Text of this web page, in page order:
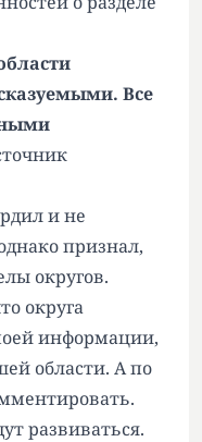
Все
и не
признал,
округов.
округа
информации,
области. А по
развиваться.